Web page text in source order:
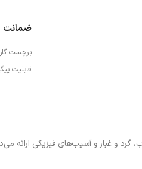
ضمانت
برچست
قابلیت
گرد و غبار و آسیب‌های فیزیکی ارائه